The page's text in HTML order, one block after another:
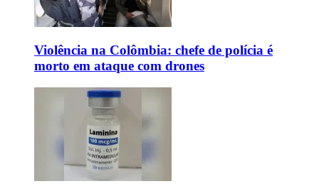
Violência na Colômbia: chefe de polícia é
morto em ataque com drones